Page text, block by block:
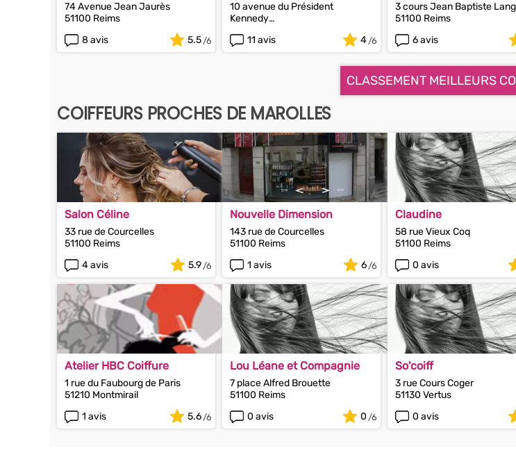
74 Avenue Jean Jaurès
51100 Reims
8 avis
5.5
10 avenue du Président
Kennedy
11 avis 4
3 cours Jean Baptiste
51100 Reims
6 avis
CLASSEMENT MEILLEURS
COIFFEURS PROCHES DE MAROLLES
Salon Céline
33 rue de Courcelles
51100 Reims
4 avis
5.9
Nouvelle Dimension
143 rue de Courcelles
51100 Reims
1 avis
6
Claudine
58 rue Vieux Coq
51100 Reims
0 avis
Atelier HBC Coiffure
1 rue du Faubourg de Paris
51210 Montmirail
1 avis
5.6
Lou Léane et Compagnie
7 place Alfred Brouette
51100 Reims
0 avis
0
So'coiff
3 rue Cours Coger
51130 Vertus
0 avis